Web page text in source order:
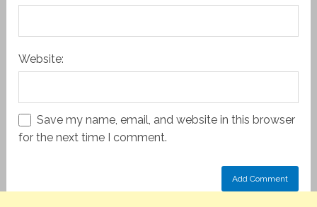
Website:
Save my name, email, and website in this browser
for the next time I comment.